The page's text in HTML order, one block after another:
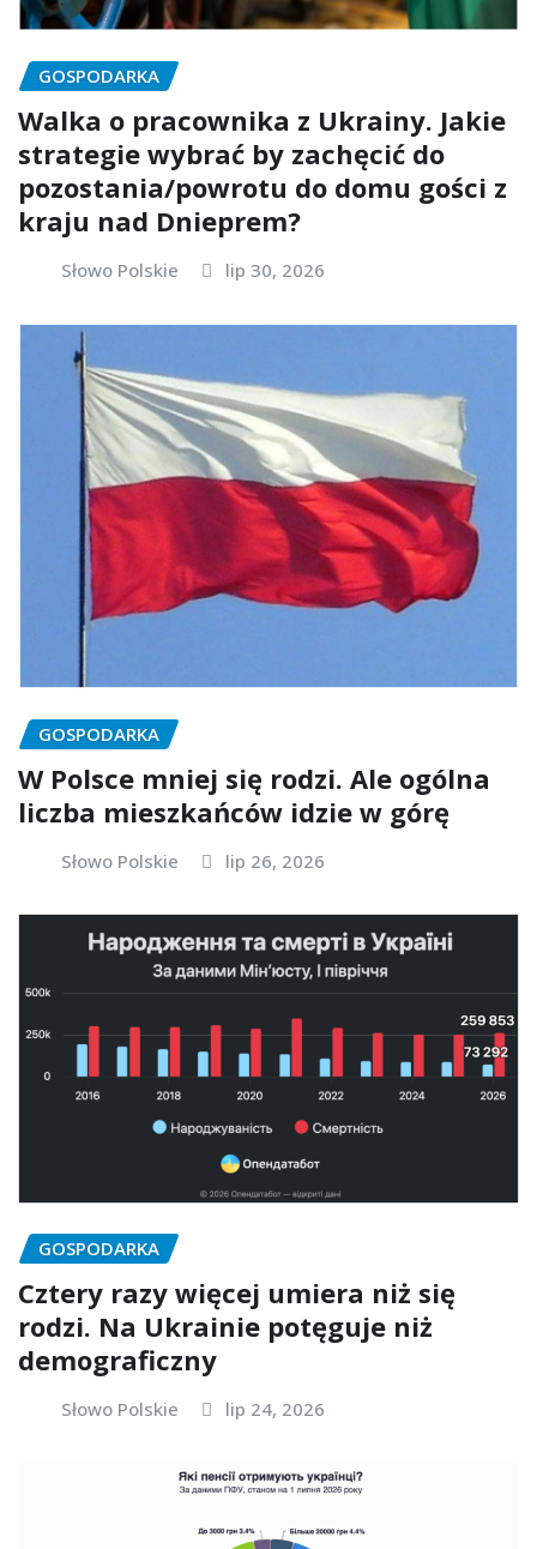
GOSPODARKA
Walka o pracownika z Ukrainy. Jakie
strategie wybrać by zachęcić do
pozostania/powrotu do domu gości z
kraju nad Dnieprem?
Słowo Polskie lip 30, 2026
GOSPODARKA
W Polsce mniej się rodzi. Ale ogólna
liczba mieszkańców idzie w górę
Słowo Polskie lip 26, 2026
GOSPODARKA
Cztery razy więcej umiera niż się
rodzi. Na Ukrainie potęguje niż
demograficzny
Słowo Polskie lip 24, 2026